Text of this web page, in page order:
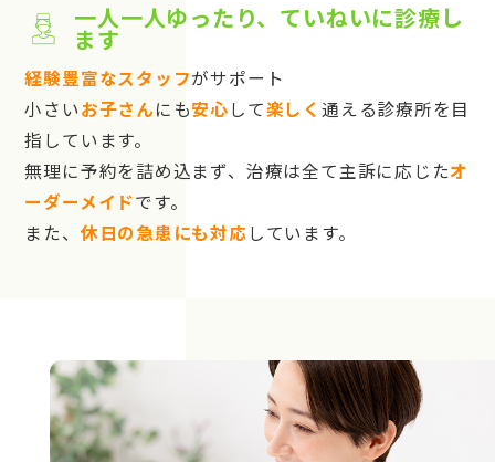
一人一人ゆったり、ていねいに診療し
ます
経験豊富なスタッフがサポート
小さいお子さんにも安心して楽しく 通える診療所を目
指しています。
無理に予約を詰め込まず、治療は全て主訴に応じたオ
ーダーメイドです。
また、 休日の急患にも対応しています。